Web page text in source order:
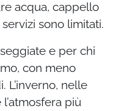
acqua, cappello
sono limitati.
e per chi
con meno
L’inverno, nelle
più